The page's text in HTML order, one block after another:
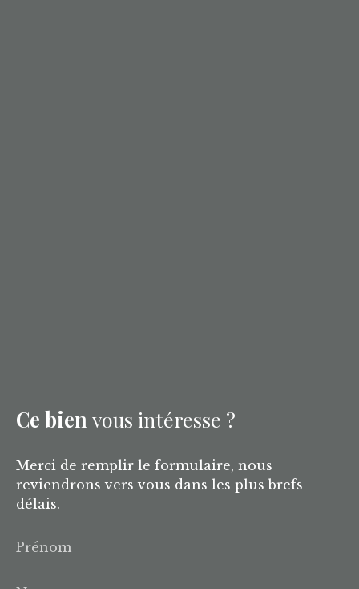
Ce bien vous intéresse ?
Merci de remplir le formulaire, nous
reviendrons vers vous dans les plus brefs
délais.
Prénom